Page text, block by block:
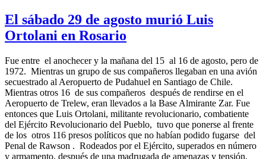
El sábado 29 de agosto murió Luis
Ortolani en Rosario
Fue entre el anochecer y la mañana del 15 al 16 de agosto, pero de
1972. Mientras un grupo de sus compañeros llegaban en una avión
secuestrado al Aeropuerto de Pudahuel en Santiago de Chile.
Mientras otros 16 de sus compañeros después de rendirse en el
Aeropuerto de Trelew, eran llevados a la Base Almirante Zar. Fue
entonces que Luis Ortolani, militante revolucionario, combatiente
del Ejército Revolucionario del Pueblo, tuvo que ponerse al frente
de los otros 116 presos políticos que no habían podido fugarse del
Penal de Rawson . Rodeados por el Ejército, superados en número
y armamento, después de una madrugada de amenazas y tensión,